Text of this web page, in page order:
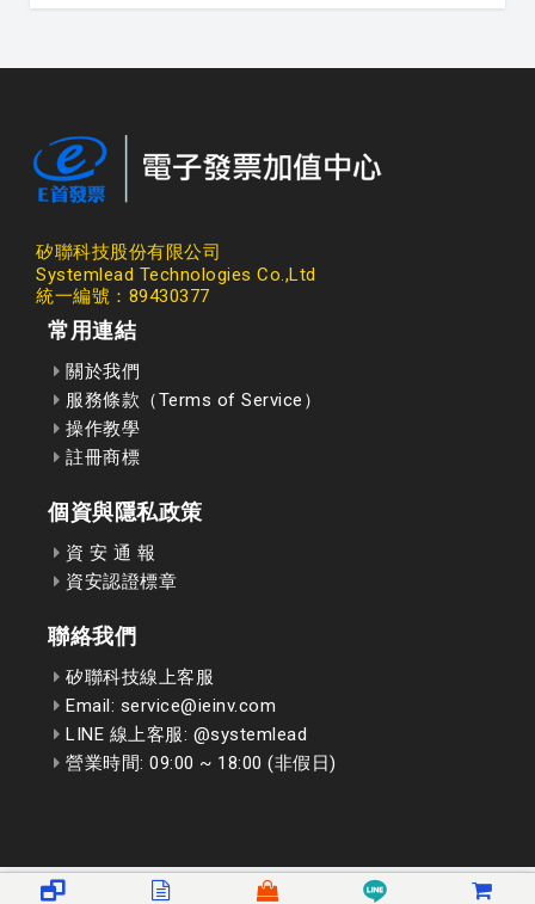
矽聯科技股份有限公司
Systemlead Technologies Co.,Ltd
統一編號：89430377
常用連結
關於我們
服務條款（Terms of Service）
操作教學
註冊商標
個資與隱私政策
資 安 通 報
資安認證標章
聯絡我們
矽聯科技線上客服
Email: service@ieinv.com
LINE 線上客服: @systemlead
營業時間: 09:00 ~ 18:00 (非假日)